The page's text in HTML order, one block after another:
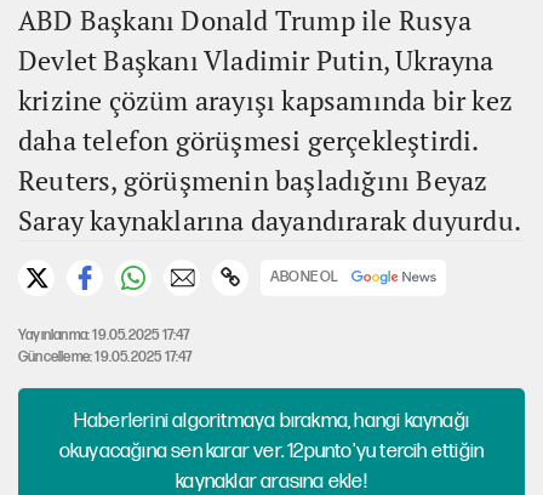
ABD Başkanı Donald Trump ile Rusya
Devlet Başkanı Vladimir Putin, Ukrayna
krizine çözüm arayışı kapsamında bir kez
daha telefon görüşmesi gerçekleştirdi.
Reuters, görüşmenin başladığını Beyaz
Saray kaynaklarına dayandırarak duyurdu.
ABONE OL
Yayınlanma: 19.05.2025 17:47
Güncelleme: 19.05.2025 17:47
Haberlerini algoritmaya bırakma, hangi kaynağı
okuyacağına sen karar ver. 12punto'yu tercih ettiğin
kaynaklar arasına ekle!